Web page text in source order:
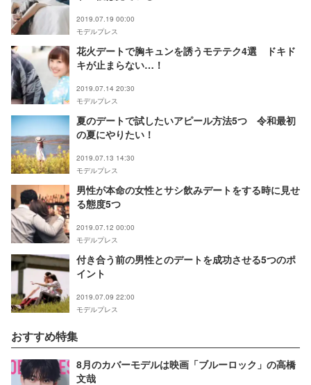
2019.07.19 00:00
モデルプレス
花火デートで胸キュンを誘うモテテク4選 ドキド
キが止まらない…！
2019.07.14 20:30
モデルプレス
夏のデートで試したいアピール方法5つ 令和最初
の夏にやりたい！
2019.07.13 14:30
モデルプレス
男性が本命の女性とサシ飲みデートをする時に見せ
る態度5つ
2019.07.12 00:00
モデルプレス
付き合う前の男性とのデートを成功させる5つのポ
イント
2019.07.09 22:00
モデルプレス
おすすめ特集
8月のカバーモデルは映画「ブルーロック」の高橋
文哉